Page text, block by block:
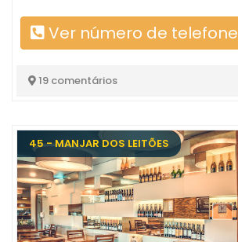
Ver número de telefone
19 comentários
45 - MANJAR DOS LEITÕES